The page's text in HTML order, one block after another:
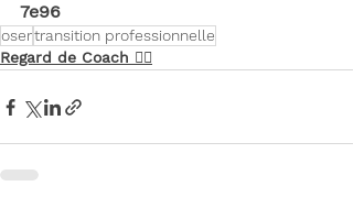
7e96
osertransition professionnelle
Regard de Coach 🧏‍♀️